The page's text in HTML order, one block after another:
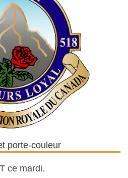
porte-couleur
ce mardi.